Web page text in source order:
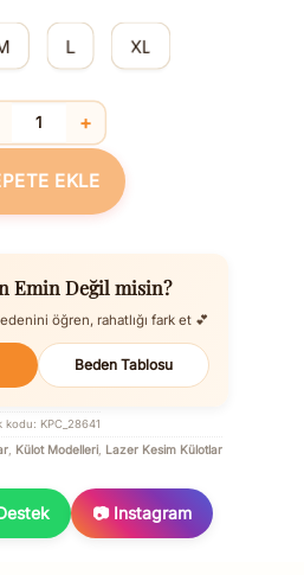
L XL
Lazer Kesim Külot Premium Siyah
+
EKLE
Emin Değil misin?
öğren, rahatlığı fark et 💕
Beden Tablosu
kodu: KPC_28641
Külot Modelleri Lazer Kesim Külotlar
📷 Instagram